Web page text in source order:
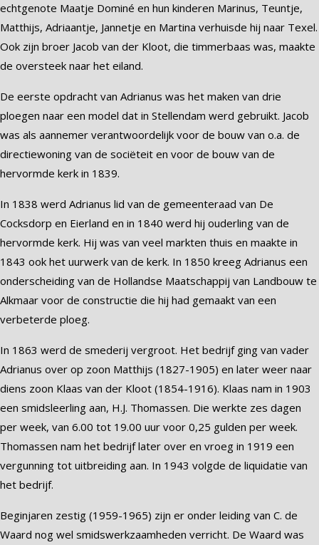
echtgenote Maatje Dominé en hun kinderen Marinus, Teuntje,
Matthijs, Adriaantje, Jannetje en Martina verhuisde hij naar Texel.
Ook zijn broer Jacob van der Kloot, die timmerbaas was, maakte
de oversteek naar het eiland.
De eerste opdracht van Adrianus was het maken van drie
ploegen naar een model dat in Stellendam werd gebruikt. Jacob
was als aannemer verantwoordelijk voor de bouw van o.a. de
directiewoning van de sociëteit en voor de bouw van de
hervormde kerk in 1839.
In 1838 werd Adrianus lid van de gemeenteraad van De
Cocksdorp en Eierland en in 1840 werd hij ouderling van de
hervormde kerk. Hij was van veel markten thuis en maakte in
1843 ook het uurwerk van de kerk. In 1850 kreeg Adrianus een
onderscheiding van de Hollandse Maatschappij van Landbouw te
Alkmaar voor de constructie die hij had gemaakt van een
verbeterde ploeg.
In 1863 werd de smederij vergroot. Het bedrijf ging van vader
Adrianus over op zoon Matthijs (1827-1905) en later weer naar
diens zoon Klaas van der Kloot (1854-1916). Klaas nam in 1903
een smidsleerling aan, H.J. Thomassen. Die werkte zes dagen
per week, van 6.00 tot 19.00 uur voor 0,25 gulden per week.
Thomassen nam het bedrijf later over en vroeg in 1919 een
vergunning tot uitbreiding aan. In 1943 volgde de liquidatie van
het bedrijf.
Beginjaren zestig (1959-1965) zijn er onder leiding van C. de
Waard nog wel smidswerkzaamheden verricht. De Waard was